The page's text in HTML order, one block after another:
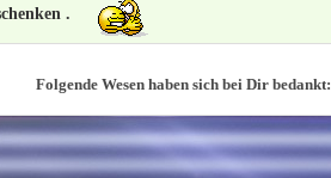
.
Folgende Wesen haben sich bei Dir bedankt: